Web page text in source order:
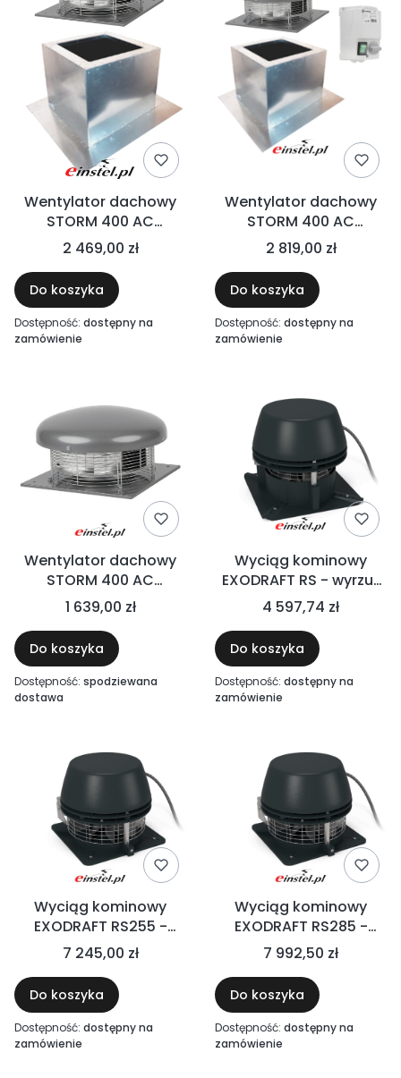
Wentylator dachowy
STORM 400 AC
3100m³/h z podstawą
dachową skośną
2 469,00 zł
Do koszyka
Dostępność: dostępny na
zamówienie
Wentylator dachowy
STORM 400 AC
3100m³/h z podstawą
dachową skośną oraz
regulatorem obrotów
2 819,00 zł
Do koszyka
Dostępność: dostępny na
zamówienie
Wentylator dachowy
STORM 400 AC
3100m³/h, 252W, 230V,
podstawa 503X503
1 639,00 zł
Do koszyka
Dostępność: spodziewana
dostawa
Wyciąg kominowy
EXODRAFT RS - wyrzut
boczny - paliwa stałe,
biomasa, gaz, drewno
do 250°C
4 597,74 zł
Do koszyka
Dostępność: dostępny na
zamówienie
Wyciąg kominowy
EXODRAFT RS255 -
wyrzut boczny - do
systemów gazowych
oraz olejowy, wyciąg
przemysłowy z
wirnikiem
odśrodkowym -
7 245,00 zł
Do koszyka
Dostępność: dostępny na
zamówienie
Wyciąg kominowy
EXODRAFT RS285 -
wyrzut boczny - do
systemów gazowych
oraz olejowy, wyciąg
przemysłowy z
wirnikiem
odśrodkowym
7 992,50 zł
Do koszyka
Dostępność: dostępny na
zamówienie